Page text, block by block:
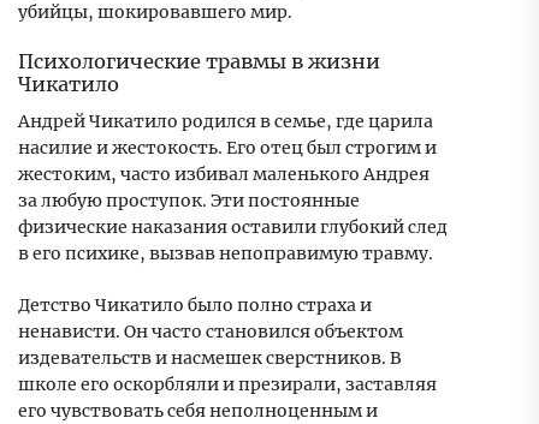
убийцы, шокировавшего мир.
Психологические травмы в жизни
Чикатило
Андрей Чикатило родился в семье, где царила
насилие и жестокость. Его отец был строгим и
жестоким, часто избивал маленького Андрея
за любую проступок. Эти постоянные
физические наказания оставили глубокий след
в его психике, вызвав непоправимую травму.
Детство Чикатило было полно страха и
ненависти. Он часто становился объектом
издевательств и насмешек сверстников. В
школе его оскорбляли и презирали, заставляя
его чувствовать себя неполноценным и